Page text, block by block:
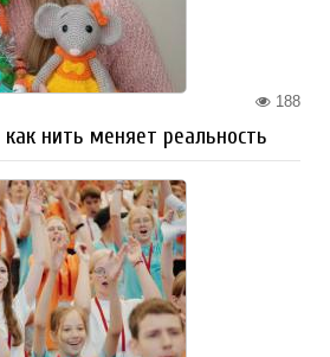
188
нить меняет реальность